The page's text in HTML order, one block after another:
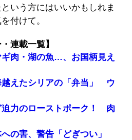
いう方にはいいかもしれま
付けて。
連載一覧】
ギ肉・湖の魚…、お国柄見え
越えたシリアの「弁当」 ウ
迫力のローストポーク！ 肉
の害、警告「どぎつい」